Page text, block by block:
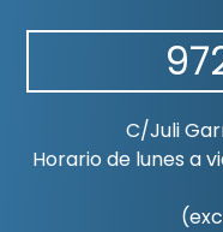
C/Juli
Horario de lunes a